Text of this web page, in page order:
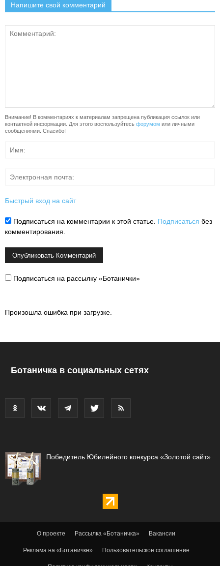
Напишите свой комментарий
Внимание! В комментариях к материалам запрещена публикация ссылок или
контактной информации. Для этого воспользуйтесь форумом или личными
сообщениями. Спасибо!
Быстрый вход на сайт
Подписаться на комментарии к этой статье. Подписаться без
комментирования.
Подписаться на рассылку «Ботанички»
Произошла ошибка при загрузке.
Ботаничка в социальных сетях
Победитель Юбилейного конкурса «Золотой сайт»
О проекте Рассылка «Ботаничка» Вакансии
Реклама на «Ботаничке» Пользовательское соглашение